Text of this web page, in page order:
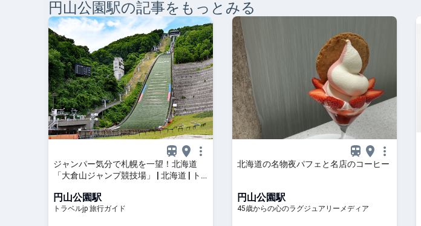
円山公園駅の記事をもっとみる
ジャンパー気分で札幌を一望！北海道
「大倉山ジャンプ競技場」 | 北海道 | ト
円山公園駅
トラベルjp 旅行ガイド
北海道の名物夜パフェと名店のコーヒー
円山公園駅
45歳からの心のラグジュアリーメディア